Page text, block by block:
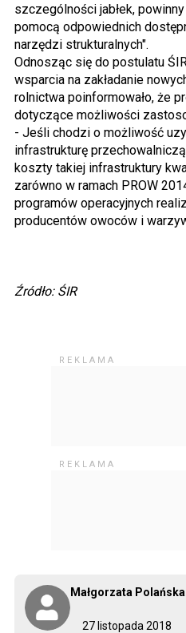
27 listopada 2018
Małgorzata Polańska
szczególności jabłek,
pomocą odpowiednich
narzędzi strukturalnych".
Odnosząc się do postulatu
wsparcia na zakładanie
rolnictwa poinformowało, że
dotyczące możliwości
- Jeśli chodzi o możliwość
infrastrukturę
koszty takiej infrastruktury
zarówno w ramach PROW
programów operacyjnych
producentów owoców i
Źródło: ŚIR